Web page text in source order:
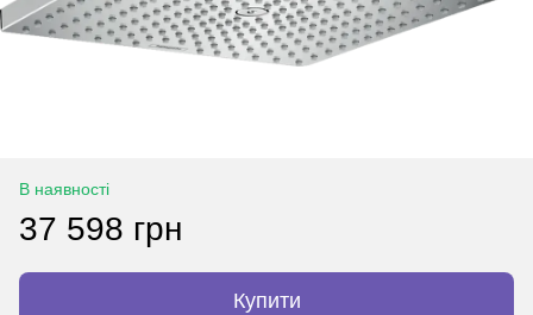
В наявності
37 598 грн
Купити